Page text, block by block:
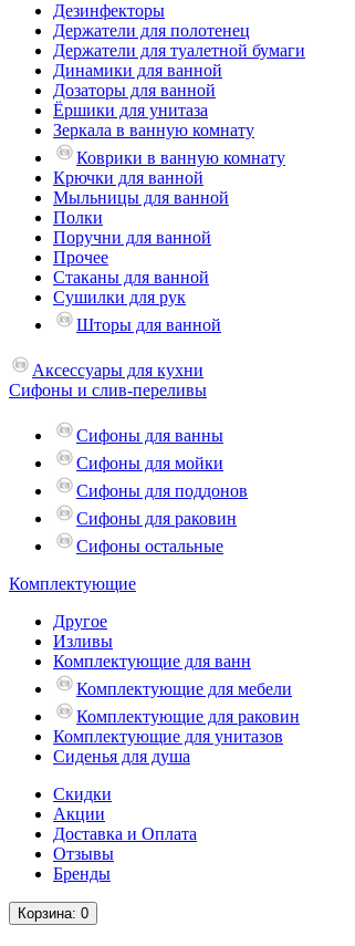
Дезинфекторы
Держатели для полотенец
Держатели для туалетной бумаги
Динамики для ванной
Дозаторы для ванной
Ёршики для унитаза
Зеркала в ванную комнату
Коврики в ванную комнату
Крючки для ванной
Мыльницы для ванной
Полки
Поручни для ванной
Прочее
Стаканы для ванной
Сушилки для рук
Шторы для ванной
Аксессуары для кухни
Сифоны и слив-переливы
Сифоны для ванны
Сифоны для мойки
Сифоны для поддонов
Сифоны для раковин
Сифоны остальные
Комплектующие
Другое
Изливы
Комплектующие для ванн
Комплектующие для мебели
Комплектующие для раковин
Комплектующие для унитазов
Сиденья для душа
Скидки
Акции
Доставка и Оплата
Отзывы
Бренды
Корзина: 0